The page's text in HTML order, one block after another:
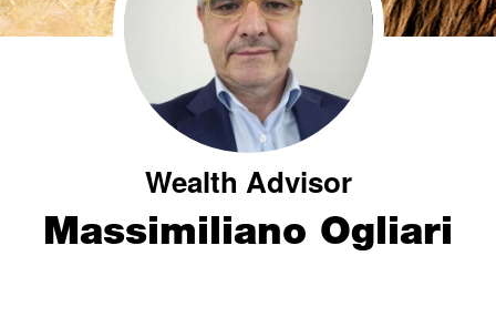
Wealth Advisor
Massimiliano Ogliari